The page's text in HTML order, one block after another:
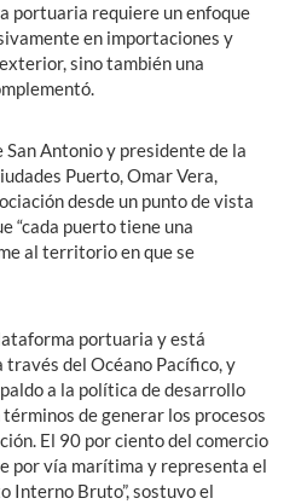
portuaria requiere un enfoque
en importaciones y
sino también una
San Antonio y presidente de la
Puerto, Omar Vera,
desde un punto de vista
“cada puerto tiene una
al territorio en que se
portuaria y está
través del Océano Pacífico, y
a la política de desarrollo
de generar los procesos
El 90 por ciento del comercio
por vía marítima y representa el
Interno Bruto”, sostuvo el